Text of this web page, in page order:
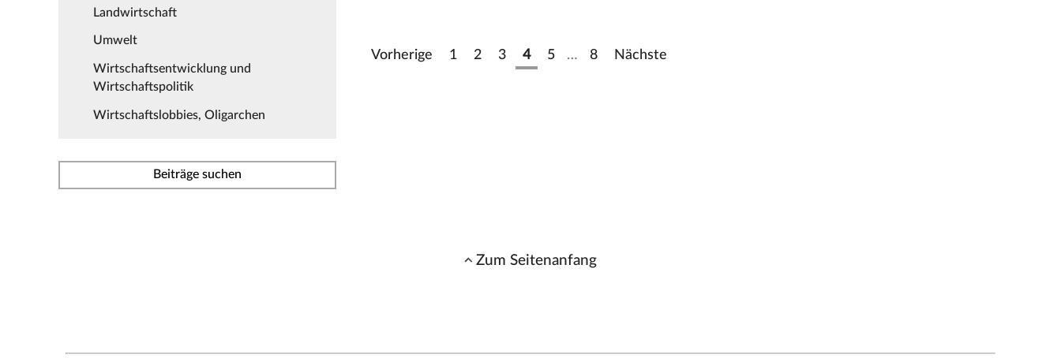
Landwirtschaft
Umwelt
Wirtschaftsentwicklung und
Wirtschaftspolitik
Wirtschaftslobbies, Oligarchen
Beiträge suchen
Vorherige 1 2 3 4 5 … 8 Nächste
Zum Seitenanfang